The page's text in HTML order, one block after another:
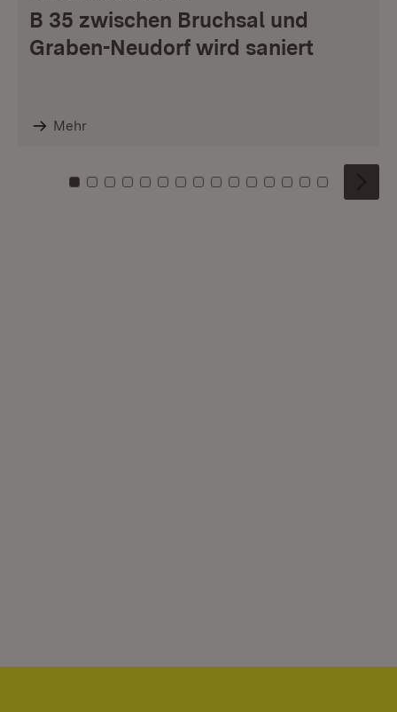
B 35 zwischen Bruchsal und
Graben-Neudorf wird saniert
Mehr
Zu Kachel: 0
Zu Kachel: 1
Zu Kachel: 2
Zu Kachel: 3
Zu Kachel: 4
Zu Kachel: 5
Zu Kachel: 6
Zu Kachel: 7
Zu Kachel: 8
Zu Kachel: 9
Zu Kachel: 10
Zu Kachel: 11
Zu Kachel: 12
Zu Kachel:
Zu